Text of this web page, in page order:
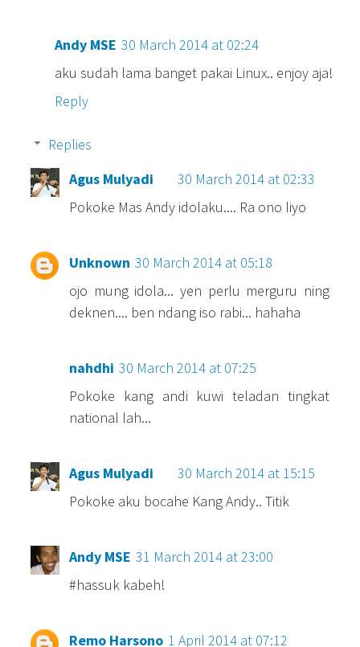
Andy MSE 30 March 2014 at 02:24
aku sudah lama banget pakai Linux.. enjoy aja!
Reply
Replies
Agus Mulyadi
30 March 2014 at 02:33
Pokoke Mas Andy idolaku.... Ra ono liyo
Unknown 30 March 2014 at 05:18
ojo mung idola... yen perlu merguru ning
deknen.... ben ndang iso rabi... hahaha
nahdhi 30 March 2014 at 07:25
Pokoke kang andi kuwi teladan tingkat
national lah...
Agus Mulyadi
30 March 2014 at 15:15
Pokoke aku bocahe Kang Andy.. Titik
Andy MSE 31 March 2014 at 23:00
#hassuk kabeh!
Remo Harsono 1 April 2014 at 07:12